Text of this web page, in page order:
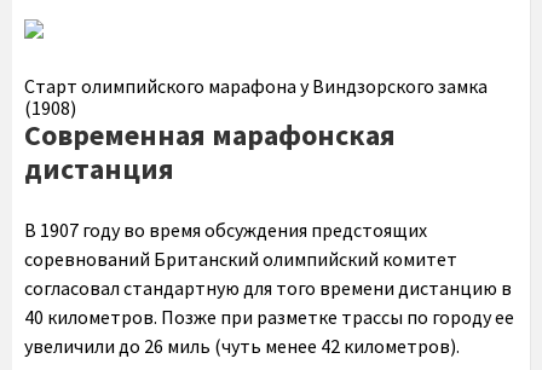
Старт олимпийского марафона у Виндзорского замка
(1908)
Современная марафонская
дистанция
В 1907 году во время обсуждения предстоящих
соревнований Британский олимпийский комитет
согласовал стандартную для того времени дистанцию в
40 километров. Позже при разметке трассы по городу ее
увеличили до 26 миль (чуть менее 42 километров).